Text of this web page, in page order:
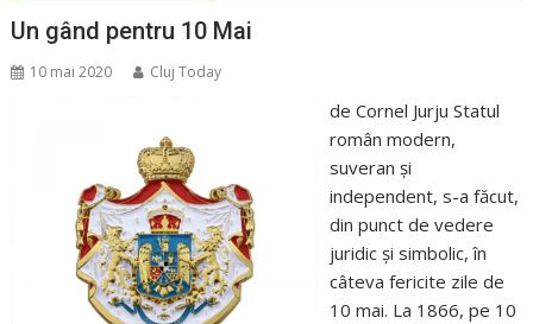
Un gând pentru 10 Mai
10 mai 2020 Cluj Today
de Cornel Jurju Statul
român modern,
suveran și
independent, s-a făcut,
din punct de vedere
juridic și simbolic, în
câteva fericite zile de
10 mai. La 1866, pe 10